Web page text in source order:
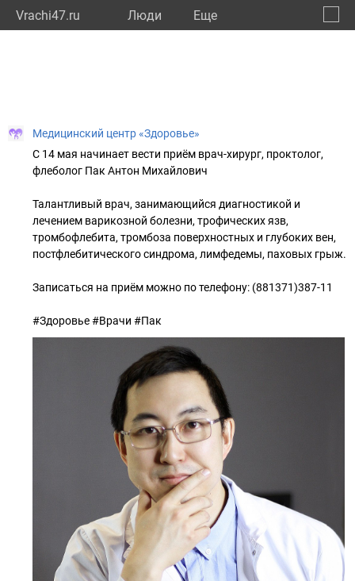
Vrachi47.ru Люди Eще
Медицинский центр «Здоровье»
С 14 мая начинает вести приём врач-хирург, проктолог,
флеболог Пак Антон Михайлович
Талантливый врач, занимающийся диагностикой и
лечением варикозной болезни, трофических язв,
тромбофлебита, тромбоза поверхностных и глубоких вен,
постфлебитического синдрома, лимфедемы, паховых грыж.
Записаться на приём можно по телефону: (881371)387-11
#Здоровье #Врачи #Пак